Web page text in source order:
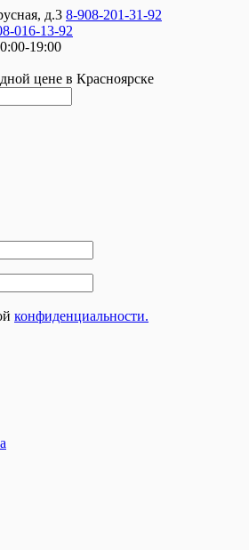
д.3 8-908-201-31-92
016-13-92
19:00
цене в Красноярске
конфиденциальности.